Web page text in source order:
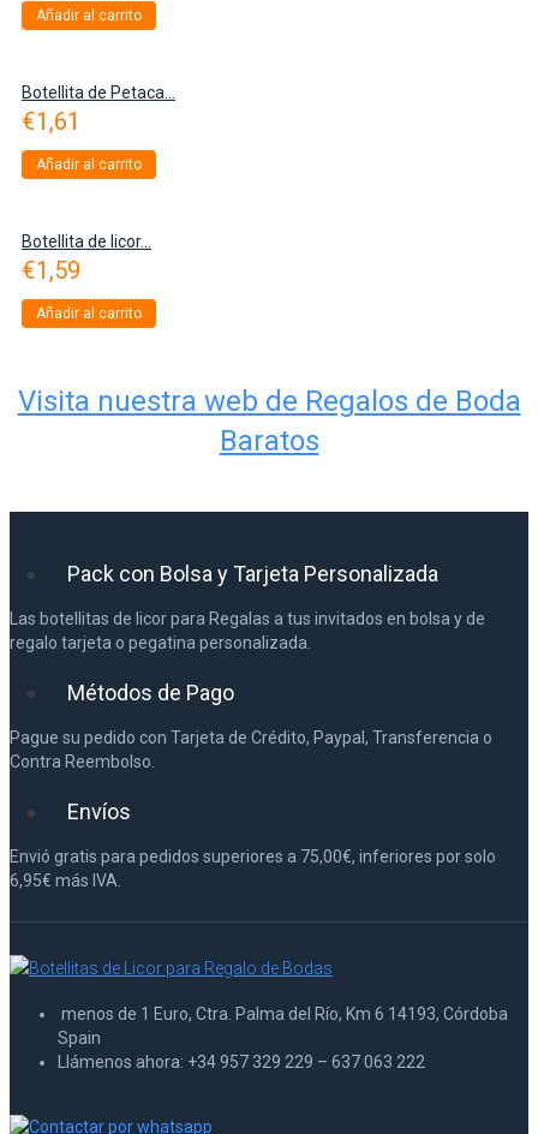
Añadir al carrito
Botellita de Petaca...
€1,61
Añadir al carrito
Botellita de licor...
€1,59
Añadir al carrito
Visita nuestra web de Regalos de Boda
Baratos
Pack con Bolsa y Tarjeta Personalizada
Las botellitas de licor para Regalas a tus invitados en bolsa y de
regalo tarjeta o pegatina personalizada.
Métodos de Pago
Pague su pedido con Tarjeta de Crédito, Paypal, Transferencia o
Contra Reembolso.
Envíos
Envió gratis para pedidos superiores a 75,00€, inferiores por solo
6,95€ más IVA.
menos de 1 Euro, Ctra. Palma del Río, Km 6 14193, Córdoba
Spain
Llámenos ahora: +34 957 329 229 – 637 063 222